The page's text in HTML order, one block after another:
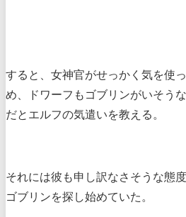
すると、女神官がせっかく気を使
め、ドワーフもゴブリンがいそう
だとエルフの気遣いを教える。
それには彼も申し訳なさそうな態
ゴブリンを探し始めていた。